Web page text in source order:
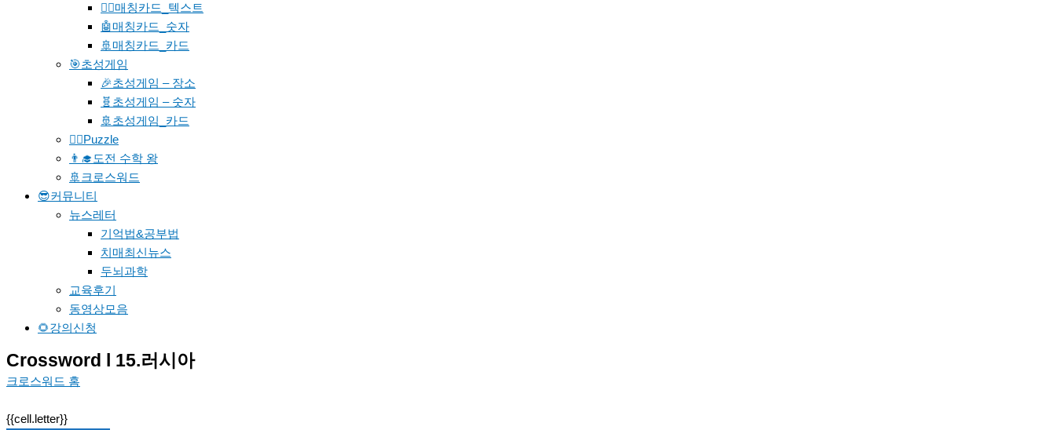
🐱‍👓매칭카드_텍스트
🤖매칭카드_숫자
🚢매칭카드_카드
🎯초성게임
🎉초성게임 – 장소
🧬초성게임 – 숫자
🚢초성게임_카드
🧗‍♀️Puzzle
👨‍🎓도전 수학 왕
🚢크로스워드
😎커뮤니티
뉴스레터
기억법&공부법
치매최신뉴스
두뇌과학
교육후기
동영상모음
🌻강의신청
Crossword l 15.러시아
크로스워드 홈
{{cell.letter}}